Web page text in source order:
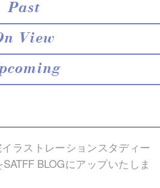
Past
View
イラストレーションスタディー
SATFF BLOGにアップいたしま